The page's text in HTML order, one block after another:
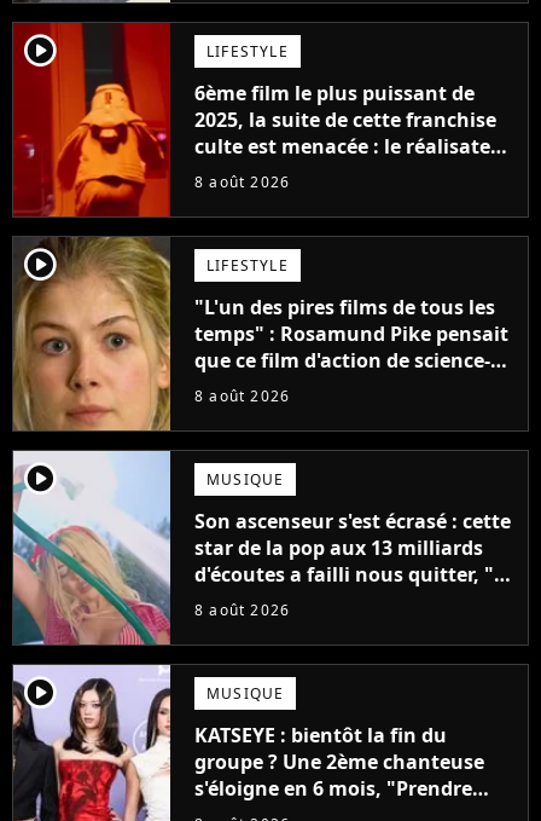
player2 LIFESTYLE
6ème film le plus puissant de
2025, la suite de cette franchise
culte est menacée : le réalisateur
claque la porte pour "différends
8 août 2026
player2 LIFESTYLE
"L'un des pires films de tous les
temps" : Rosamund Pike pensait
que ce film d'action de science-
fiction avec Dwayne Johnson
8 août 2026
player2 MUSIQUE
Son ascenseur s'est écrasé : cette
star de la pop aux 13 milliards
d'écoutes a failli nous quitter, "Je
pensais ne plus jamais chanter"
8 août 2026
player2 MUSIQUE
KATSEYE : bientôt la fin du
groupe ? Une 2ème chanteuse
s'éloigne en 6 mois, "Prendre
cette décision n’a pas été facile"